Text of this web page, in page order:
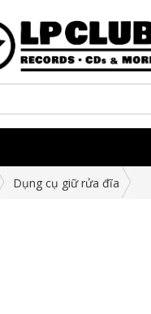
Dụng cụ giữ rửa đĩa